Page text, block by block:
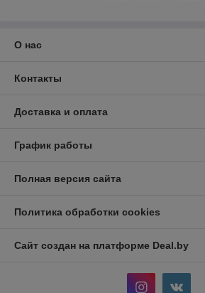
О нас
Контакты
Доставка и оплата
График работы
Полная версия сайта
Политика обработки cookies
Сайт создан на платформе Deal.by